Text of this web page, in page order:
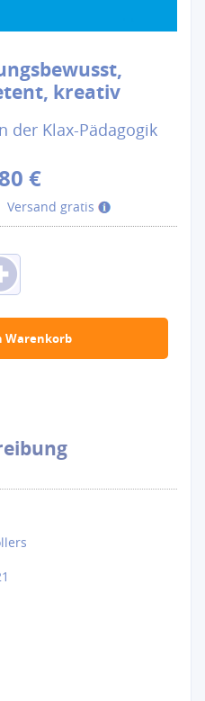
kreativ
der Klax-Pädagogik
€
Versand gratis